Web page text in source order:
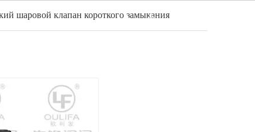
Pусский
шаровой клапан короткого замыкания